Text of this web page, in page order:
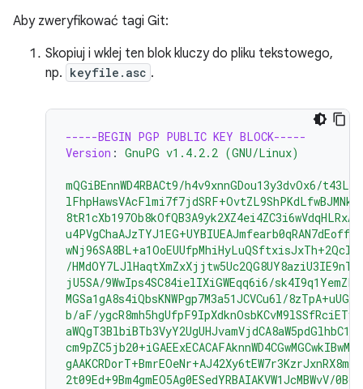
Aby zweryfikować tagi Git:
Skopiuj i wklej ten blok kluczy do pliku tekstowego,
np. keyfile.asc .
-----BEGIN PGP PUBLIC KEY BLOCK-----
Version : GnuPG v1.4.2.2 (GNU/Linux)
mQGiBEnnWD4RBACt9/h4v9xnnGDou13y3dvOx6/
/
jU5SA/9WwIps4SC84ielIXiGWEqq6i6/
MGSa1gA8s4iQbsKNWPgp7M3a51JCVCu6l/
b/aF/
2t09Ed+9Bm4gmEO5Ag0ESedYRBAIAKVW1JcMBWvV/